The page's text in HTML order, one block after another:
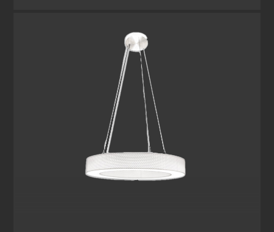
personalisierte Anzeigen und Inhalte oder Anzeigen-
Weitere Informationen über die
Verwendung Ihrer Daten finden Sie in unserer
Hier finden Sie eine Übersicht über alle verwendeten
Cookies. Sie können Ihre Einwilligung zu ganzen
Kategorien geben oder sich weitere Informationen
anzeigen lassen und so nur bestimmte Cookies
Alle akzeptieren Einstellungen speichern
Zurück
Datenschutzeinstellungen